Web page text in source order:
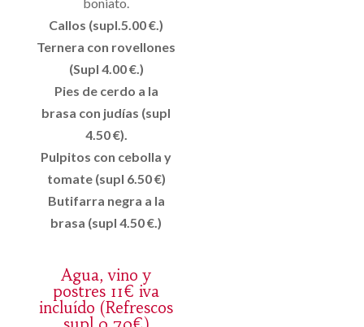
Callos (supl.5.00 €.)
Ternera con rovellones
(Supl 4.00 €.)
Pies de cerdo a la
brasa con judías (supl
4.50 €).
Pulpitos con cebolla y
tomate (supl 6.50 €)
Butifarra negra a la
brasa (supl 4.50 €.)
Agua, vino y
postres 11€ iva
incluído (Refrescos